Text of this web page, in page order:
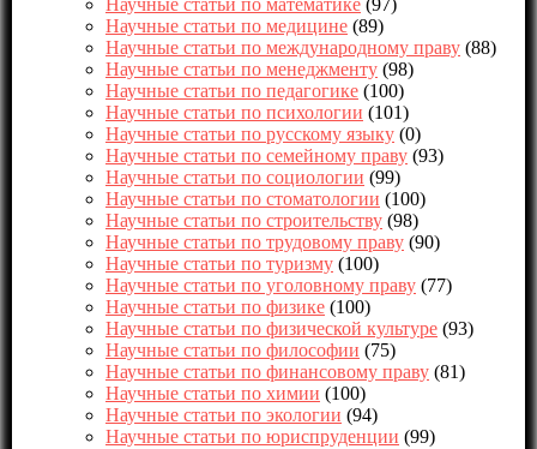
Научные статьи по математике (97)
Научные статьи по медицине (89)
Научные статьи по международному праву (88)
Научные статьи по менеджменту (98)
Научные статьи по педагогике (100)
Научные статьи по психологии (101)
Научные статьи по русскому языку (0)
Научные статьи по семейному праву (93)
Научные статьи по социологии (99)
Научные статьи по стоматологии (100)
Научные статьи по строительству (98)
Научные статьи по трудовому праву (90)
Научные статьи по туризму (100)
Научные статьи по уголовному праву (77)
Научные статьи по физике (100)
Научные статьи по физической культуре (93)
Научные статьи по философии (75)
Научные статьи по финансовому праву (81)
Научные статьи по химии (100)
Научные статьи по экологии (94)
Научные статьи по юриспруденции (99)